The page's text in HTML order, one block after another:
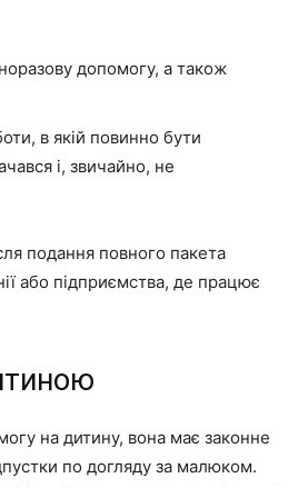
допомогу, а також
в якій повинно бути
і, звичайно, не
подання повного пакета
або підприємства, де працює
на дитину, вона має законне
по догляду за малюком.